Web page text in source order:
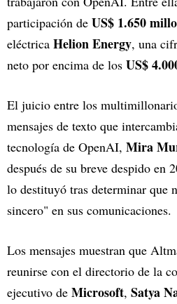
participación de US$ 1.650
eléctrica Helion Energy, una
neto por encima de los US$
El juicio entre los
mensajes de texto que
tecnología de OpenAI, Mira
después de su breve despido en
lo destituyó tras determinar que
sincero" en sus comunicaciones.
Los mensajes muestran que
reunirse con el directorio de la
ejecutivo de Microsoft, Satya